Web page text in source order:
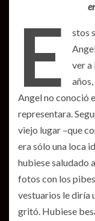
E
stos
ver a
Angel no conoció
representara.
viejo lugar –que
era sólo una loca
hubiese saludado
fotos con los
vestuarios le diría
gritó. Hubiese